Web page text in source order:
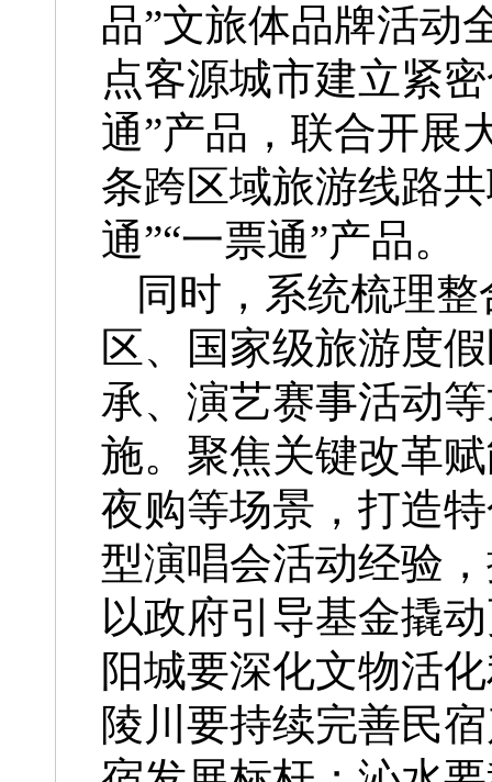
品”文旅体品牌活动
点客源城市建立紧
通”产品，联合开展
条跨区域旅游线路
通”“一票通”产品。
同时，系统梳理
区、国家级旅游度
承、演艺赛事活动
施。聚焦关键改革
夜购等场景，打造
型演唱会活动经验
以政府引导基金撬
阳城要深化文物活
陵川要持续完善民